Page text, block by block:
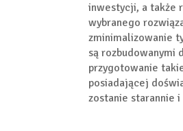
inwestycji, a także
wybranego
zminimalizowanie
są rozbudowanymi
przygotowanie
posiadającej
zostanie starannie